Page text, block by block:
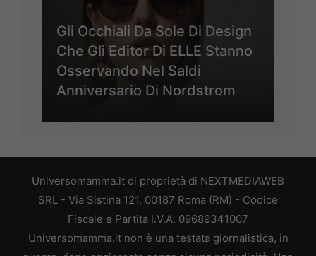
Gli Occhiali Da Sole Di Design
Che Gli Editor Di ELLE Stanno
Osservando Nel Saldi
Anniversario Di Nordstrom
Universomamma.it di proprietà di NEXTMEDIAWEB
SRL - Via Sistina 121, 00187 Roma (RM) - Codice
Fiscale e Partita I.V.A. 09689341007
Universomamma.it non è una testata giornalistica, in